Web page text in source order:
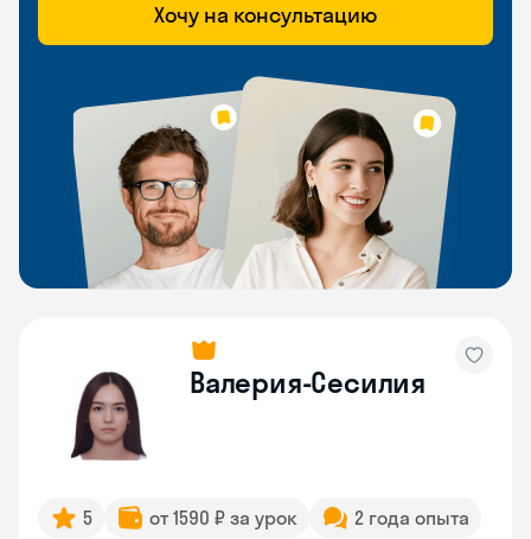
Хочу на консультацию
Валерия-Сесилия
5 от 1590 ₽ за урок 2 года опыта